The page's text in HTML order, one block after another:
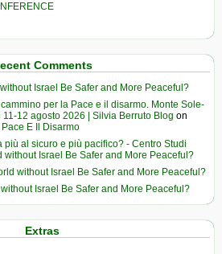
Comments
Israel Be Safer and More Peaceful?
per la Pace e il disarmo. Monte Sole-
11-12 agosto 2026 | Silvia Berruto Blog on
E Il Disarmo
più al sicuro e più pacifico? - Centro Studi
without Israel Be Safer and More Peaceful?
without Israel Be Safer and More Peaceful?
Israel Be Safer and More Peaceful?
Extras